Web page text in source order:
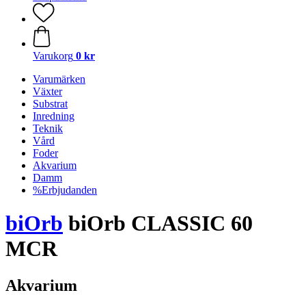
Varukorg 0 kr
Varumärken
Växter
Substrat
Inredning
Teknik
Vård
Foder
Akvarium
Damm
%Erbjudanden
biOrb biOrb CLASSIC 60
MCR
Akvarium